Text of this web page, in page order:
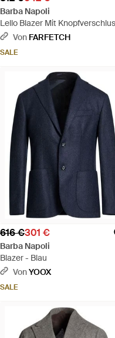
Barba Napoli
Lello Blazer Mit
BlauVon FARFETCH
SALE
616 €301 €
Barba Napoli
Blazer - Blau
VonYOOX
SALE